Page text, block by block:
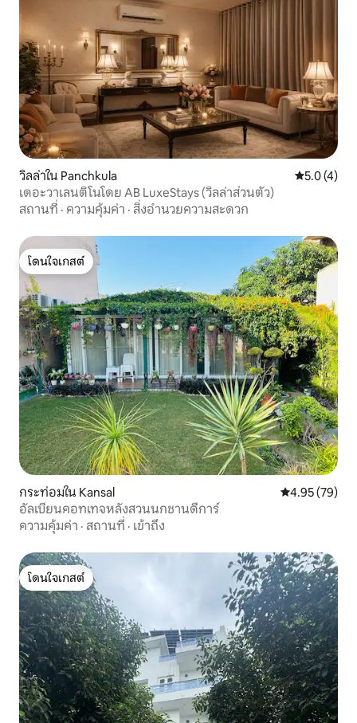
วิลล่าใน Panchkula คะแนนเฉลี่
5.0 (4)
เดอะวาเลนติโนโดย AB LuxeStays (วิลล่าส่วนตัว)
สถานที่ · ความคุ้มค่า · สิ่งอำนวยความสะดวก
โดนใจเกสต์
โดนใจเกสต์
กระท่อมใน Kansal คะแนนเฉลี่ย
4.95 (79)
อัลเบียนคอทเทจหลังสวนนกชานดีการ์
ความคุ้มค่า · สถานที่ · เข้าถึง
โดนใจเกสต์
โดนใจเกสต์